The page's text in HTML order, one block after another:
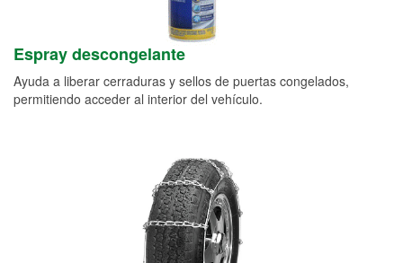
Espray descongelante
Ayuda a liberar cerraduras y sellos de puertas congelados,
permitiendo acceder al interior del vehículo.